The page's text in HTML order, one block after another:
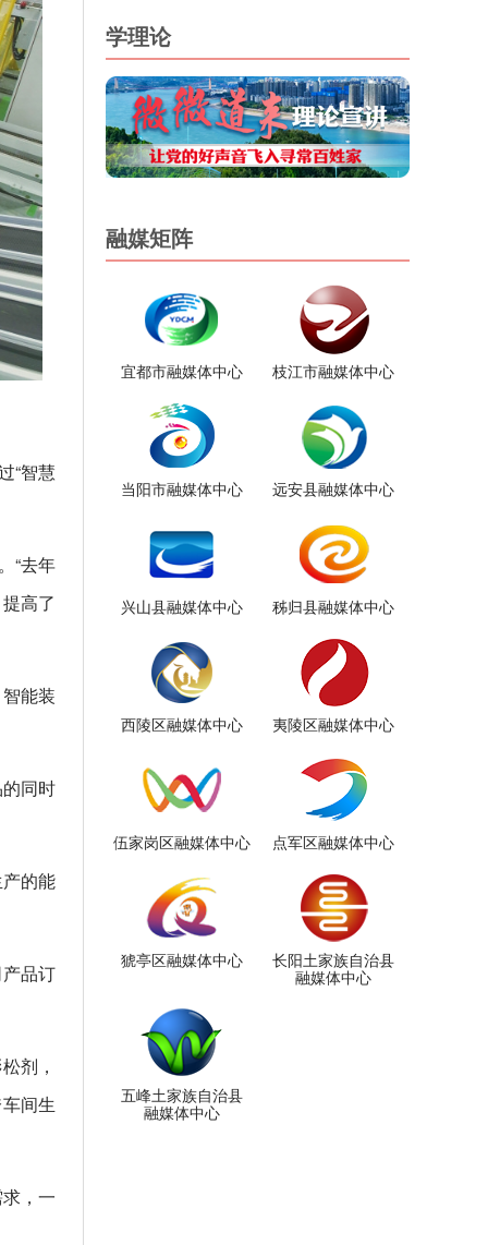
“智慧
“去年
高了
能装
同时
的能
品订
剂，
间生
，一
学理论
融媒矩阵
宜都市融媒体中心 枝江市融媒体中心
当阳市融媒体中心 远安县融媒体中心
兴山县融媒体中心 秭归县融媒体中心
西陵区融媒体中心 夷陵区融媒体中心
伍家岗区融媒体中心 点军区融媒体中心
猇亭区融媒体中心
长阳土家族自治县
融媒体中心
五峰土家族自治县
融媒体中心